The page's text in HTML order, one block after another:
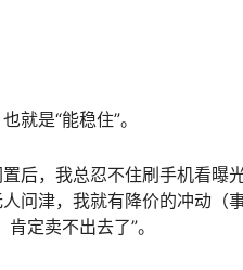
就是“能稳住”。
后，我总忍不住刷手机看曝
问津，我就有降价的冲动（
定卖不出去了”。